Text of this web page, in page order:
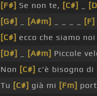
[F#] Se non te, [C#]
[G#]
[A#m] [F]
[C#] ecco che siamo noi
[D#]
[A#m] Piccole
Non [C#] c'è bisogno di
Tu [C#] già mi [Fm]